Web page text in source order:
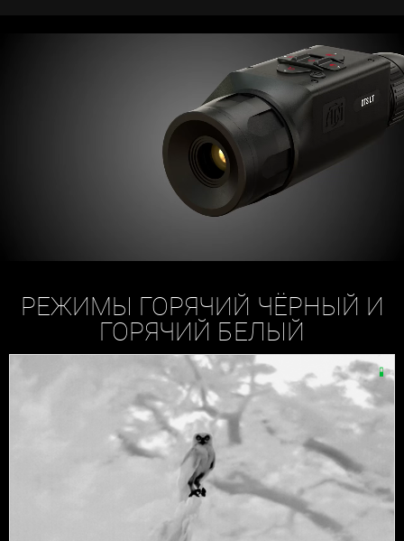
РЕЖИМЫ ГОРЯЧИЙ ЧЁРНЫЙ И
ГОРЯЧИЙ БЕЛЫЙ